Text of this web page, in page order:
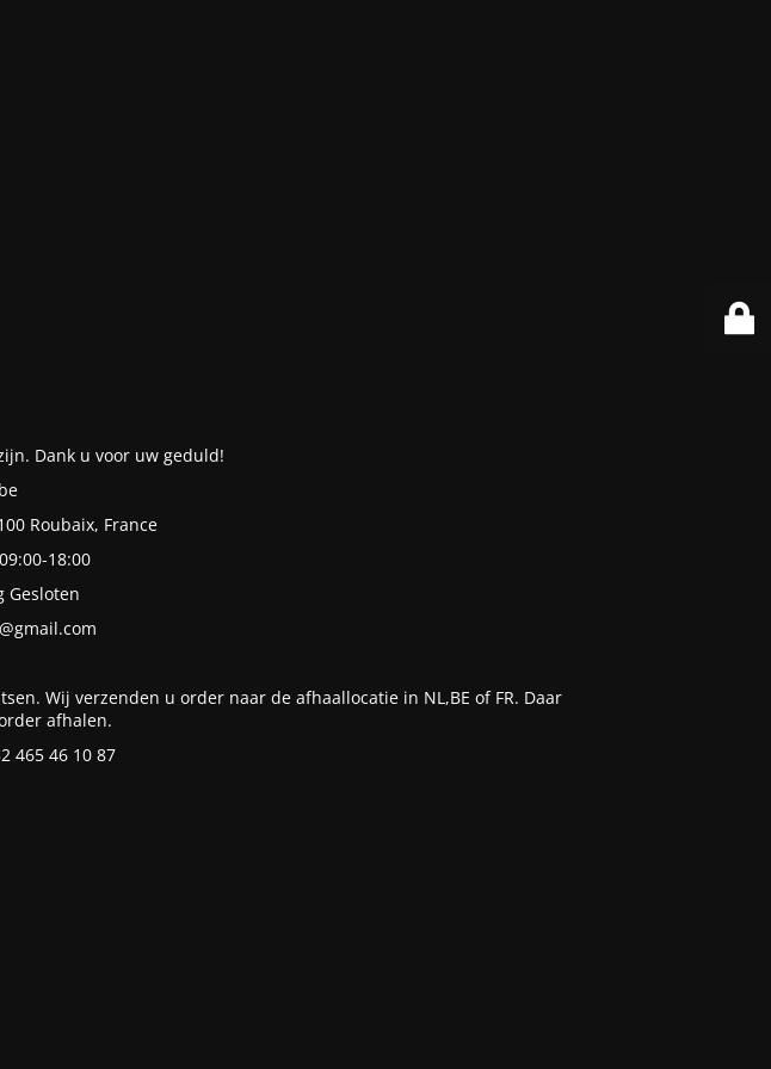
Dank u voor uw geduld!
Roubaix, France
18:00
Gesloten
Wij verzenden u order naar de afhaallocatie in NL,BE of FR. Daar
afhalen.
465 46 10 87